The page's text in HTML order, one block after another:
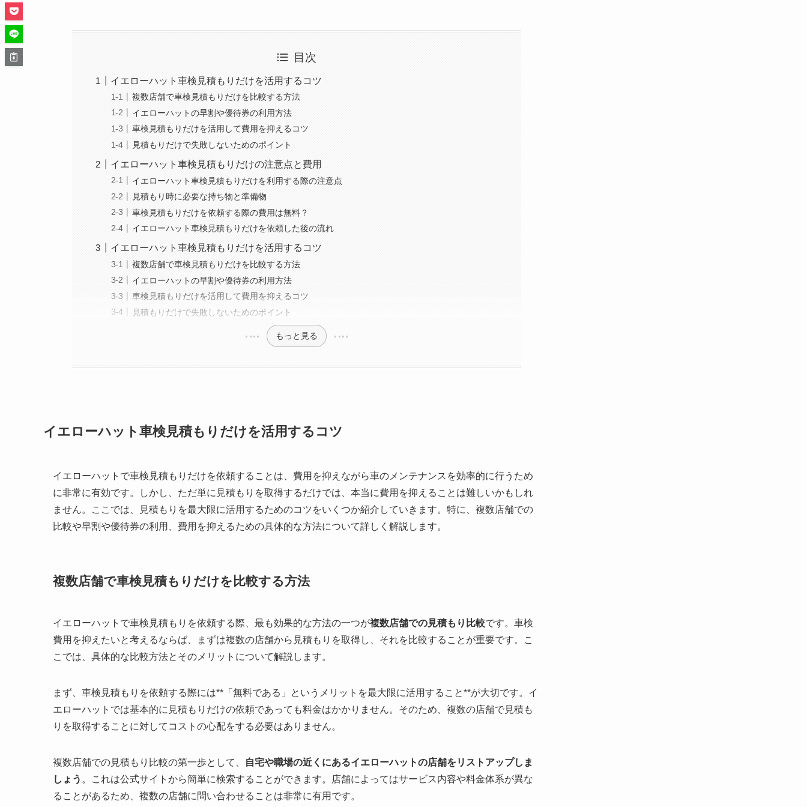
目次
イエローハット車検見積もりだけを活用するコツ
複数店舗で車検見積もりだけを比較する方法
イエローハットの早割や優待券の利用方法
車検見積もりだけを活用して費用を抑えるコツ
見積もりだけで失敗しないためのポイント
イエローハット車検見積もりだけの注意点と費用
イエローハット車検見積もりだけを利用する際の注意点
見積もり時に必要な持ち物と準備物
車検見積もりだけを依頼する際の費用は無料？
イエローハット車検見積もりだけを依頼した後の流れ
イエローハット車検見積もりだけを活用するコツ
複数店舗で車検見積もりだけを比較する方法
イエローハットの早割や優待券の利用方法
車検見積もりだけを活用して費用を抑えるコツ
見積もりだけで失敗しないためのポイント
もっと見る
イエローハット車検見積もりだけを活用するコツ
イエローハットで車検見積もりだけを依頼することは、費用を抑えながら車のメンテナンスを効率的に行うため
に非常に有効です。しかし、ただ単に見積もりを取得するだけでは、本当に費用を抑えることは難しいかもしれ
ません。ここでは、見積もりを最大限に活用するためのコツをいくつか紹介していきます。特に、複数店舗での
比較や早割や優待券の利用、費用を抑えるための具体的な方法について詳しく解説します。
複数店舗で車検見積もりだけを比較する方法
イエローハットで車検見積もりを依頼する際、最も効果的な方法の一つが複数店舗での見積もり比較です。車検
費用を抑えたいと考えるならば、まずは複数の店舗から見積もりを取得し、それを比較することが重要です。こ
こでは、具体的な比較方法とそのメリットについて解説します。
まず、車検見積もりを依頼する際には**「無料である」というメリットを最大限に活用すること**が大切です。イ
エローハットでは基本的に見積もりだけの依頼であっても料金はかかりません。そのため、複数の店舗で見積も
りを取得することに対してコストの心配をする必要はありません。
複数店舗での見積もり比較の第一歩として、
自宅や職場の近くにあるイエローハットの店舗をリストアップしま
しょう 。これは公式サイトから簡単に検索することができます。店舗によってはサービス内容や料金体系が異な
ることがあるため、複数の店舗に問い合わせることは非常に有用です。